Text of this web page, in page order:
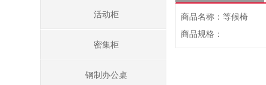
活动柜
密集柜
钢制办公桌
商品名称：等候椅
商品规格：